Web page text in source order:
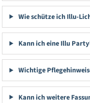
Wie schütze ich Illu-
Kann ich eine Illu
Wichtige
Kann ich weitere